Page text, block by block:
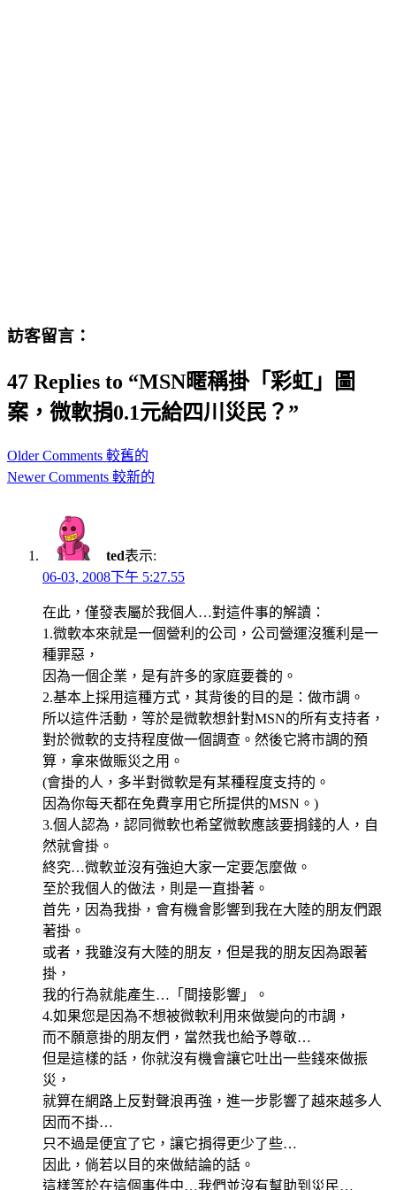
訪客留言：
47 Replies to “MSN暱稱掛「彩虹」圖
案，微軟捐0.1元給四川災民？”
Comment
navigation
Older Comments 較舊的
Newer Comments 較新的
ted表示:
06-03, 2008下午 5:27.55
在此，僅發表屬於我個人…對這件事的解讀：
1.微軟本來就是一個營利的公司，公司營運沒獲利是一
種罪惡，
因為一個企業，是有許多的家庭要養的。
2.基本上採用這種方式，其背後的目的是：做市調。
所以這件活動，等於是微軟想針對MSN的所有支持者，
對於微軟的支持程度做一個調查。然後它將市調的預
算，拿來做賑災之用。
(會掛的人，多半對微軟是有某種程度支持的。
因為你每天都在免費享用它所提供的MSN。)
3.個人認為，認同微軟也希望微軟應該要捐錢的人，自
然就會掛。
終究…微軟並沒有強迫大家一定要怎麼做。
至於我個人的做法，則是一直掛著。
首先，因為我掛，會有機會影響到我在大陸的朋友們跟
著掛。
或者，我雖沒有大陸的朋友，但是我的朋友因為跟著
掛，
我的行為就能產生…「間接影響」。
4.如果您是因為不想被微軟利用來做變向的市調，
而不願意掛的朋友們，當然我也給予尊敬…
但是這樣的話，你就沒有機會讓它吐出一些錢來做振
災，
就算在網路上反對聲浪再強，進一步影響了越來越多人
因而不掛…
只不過是便宜了它，讓它捐得更少了些…
因此，倘若以目的來做結論的話。
這樣等於在這個事件中…我們並沒有幫助到災民…